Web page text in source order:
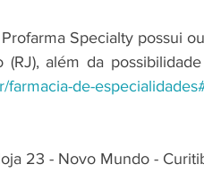
Specialty possui
de-
23 - Novo Mundo -